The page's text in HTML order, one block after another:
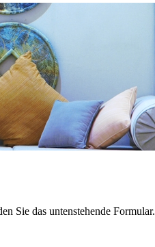
Sie das untenstehende Formular.